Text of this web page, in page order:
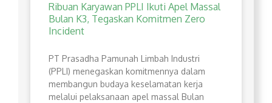
Ribuan Karyawan PPLI Ikuti Apel Massal
Bulan K3, Tegaskan Komitmen Zero
Incident
PT Prasadha Pamunah Limbah Industri
(PPLI) menegaskan komitmennya dalam
membangun budaya keselamatan kerja
melalui pelaksanaan apel massal Bulan